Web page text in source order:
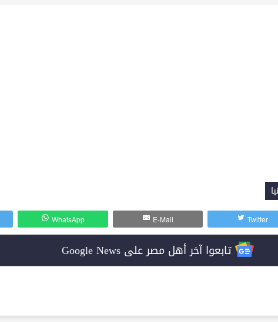
Twitter
E-Mail
WhatsApp
تابعوا آخر أهل مصر على Google News